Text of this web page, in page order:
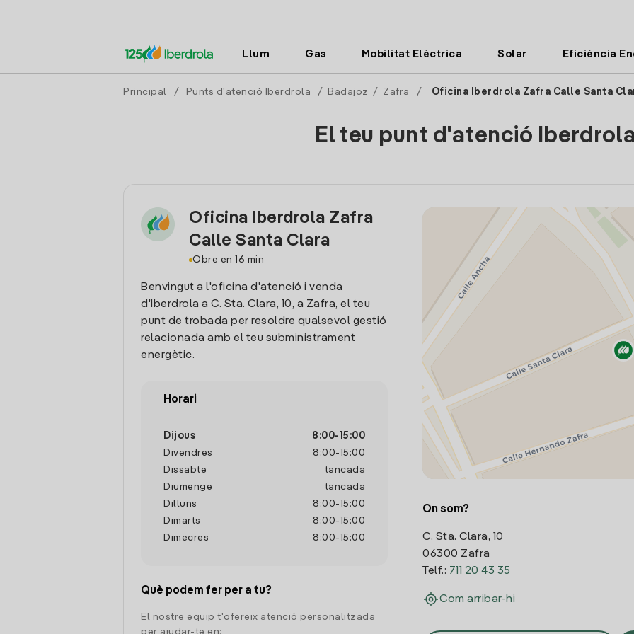
Llum Gas Mobilitat Elèctrica Solar Eficiència
Principal / Punts d'atenció Iberdrola / Badajoz / Zafra / Oficina Iberdrola Zafra Calle Santa
El teu punt d'atenció
Oficina Iberdrola Zafra
Calle Santa Clara
Obre en 16 min
Benvingut a l'oficina d'atenció i venda
d'Iberdrola a C. Sta. Clara, 10, a Zafra, el teu
punt de trobada per resoldre qualsevol gestió
relacionada amb el teu subministrament
energètic.
Horari
Dijous 8:00- 15:00
Divendres
8:00- 15:00
Dissabte
tancada
Diumenge
tancada
Dilluns
8:00- 15:00
Dimarts
8:00- 15:00
Dimecres
8:00- 15:00
Què podem fer per a tu?
El nostre equip t'ofereix atenció personalitzada
per ajudar-te en:
On som?
C. Sta. Clara, 10
06300 Zafra
Telf.: 711 20 43 35
Com arribar-hi